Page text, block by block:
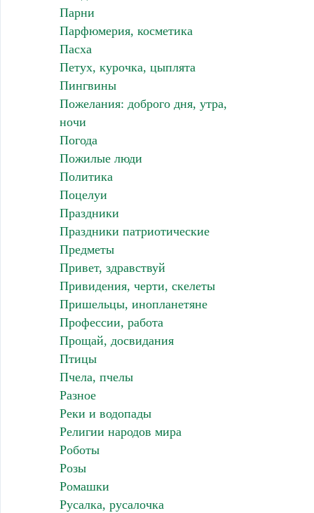
Парни
Парфюмерия, косметика
Пасха
Петух, курочка, цыплята
Пингвины
Пожелания: доброго дня, утра,
ночи
Погода
Пожилые люди
Политика
Поцелуи
Праздники
Праздники патриотические
Предметы
Привет, здравствуй
Привидения, черти, скелеты
Пришельцы, инопланетяне
Профессии, работа
Прощай, досвидания
Птицы
Пчела, пчелы
Разное
Реки и водопады
Религии народов мира
Роботы
Розы
Ромашки
Русалка, русалочка